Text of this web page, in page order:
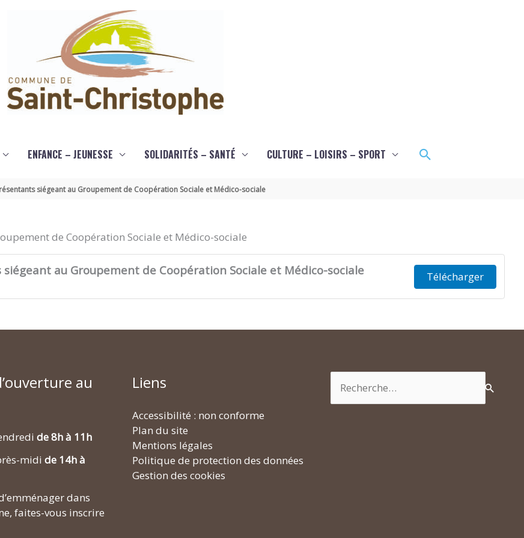
ENFANCE – JEUNESSE SOLIDARITÉS – SANTÉ CULTURE – LOISIRS – SPORT Rechercher
siégeant au Groupement de Coopération Sociale et Médico-sociale
de Coopération Sociale et Médico-sociale
au Groupement de Coopération Sociale et Médico-sociale Télécharger
au
de 8h à 11h
midi de 14h à
dans
faites-vous inscrire
Liens
Accessibilité : non conforme
Plan du site
Mentions légales
Politique de protection des données
Gestion des cookies